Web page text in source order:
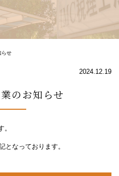
らせ
2024.12.19
のお知らせ
となっております。